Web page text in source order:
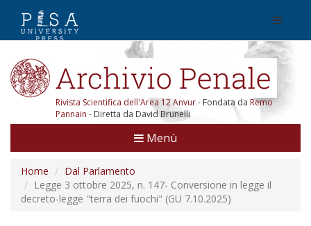
Rivista Scientifica dell'Area 12 Anvur- Fondata da Remo
Pannain - Diretta da David Brunelli
Menù
Home
Dal Parlamento
Legge 3 ottobre 2025, n. 147- Conversione in legge il
decreto-legge "terra dei fuochi" (GU 7.10.2025)